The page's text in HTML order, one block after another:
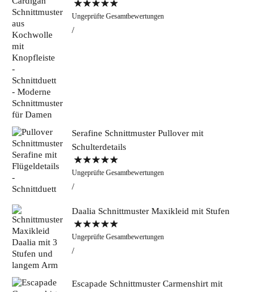
Bewertet mit
5.00von 5
Ungeprüfte Gesamtbewertungen
Serafine Schnittmuster Pullover mit
Schulterdetails
Bewertet mit
5.00von 5
Ungeprüfte Gesamtbewertungen
Daalia Schnittmuster Maxikleid mit Stufen
Bewertet mit
5.00von 5
Ungeprüfte Gesamtbewertungen
Escapade Schnittmuster Carmenshirt mit